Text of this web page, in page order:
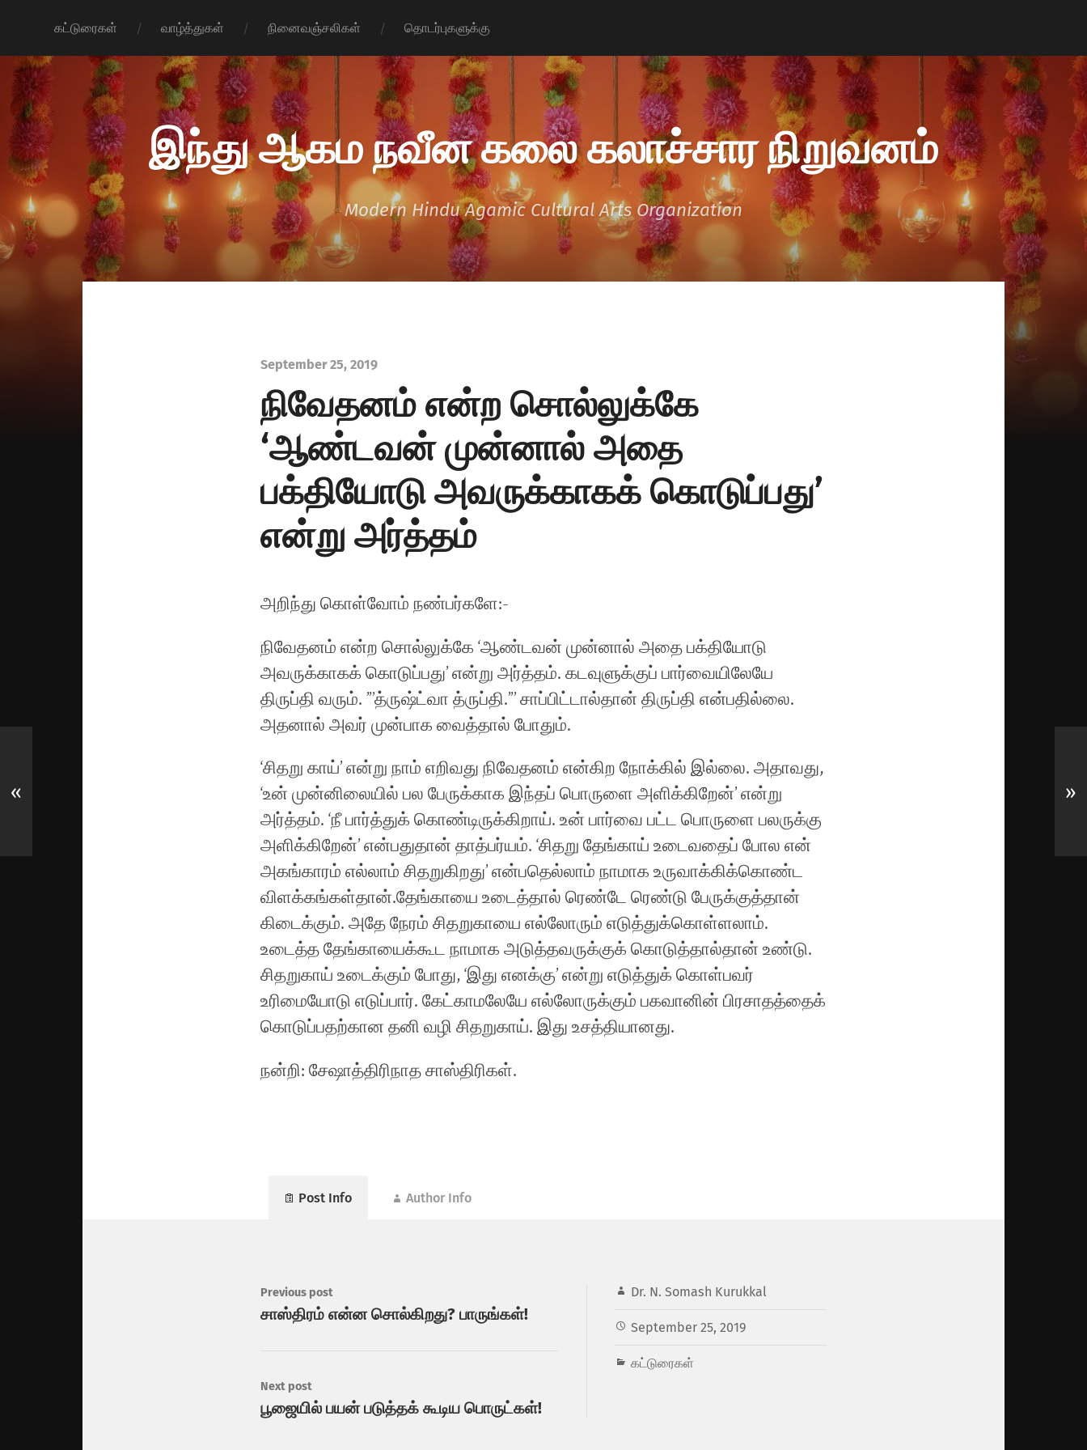
கட்டுரைகள் வாழ்த்துகள் நினைவஞ்சலிகள் தொடர்புகளுக்கு
இந்து ஆகம நவீன கலை கலாச்சார நிறுவனம்
Modern Hindu Agamic Cultural Arts Organization
September 25, 2019
நிவேதனம் என்ற சொல்லுக்கே
‘ஆண்டவன் முன்னால் அதை
பக்தியோடு அவருக்காகக் கொடுப்பது’
என்று அர்த்தம்
அறிந்து கொள்வோம் நண்பர்களே:-
நிவேதனம் என்ற சொல்லுக்கே ‘ஆண்டவன் முன்னால் அதை பக்தியோடு
அவருக்காகக் கொடுப்பது’ என்று அர்த்தம். கடவுளுக்குப் பார்வையிலேயே
திருப்தி வரும். ”’த்ருஷ்ட்வா த்ருப்தி.”’ சாப்பிட்டால்தான் திருப்தி என்பதில்லை.
அதனால் அவர் முன்பாக வைத்தால் போதும்.
‘சிதறு காய்’ என்று நாம் எறிவது நிவேதனம் என்கிற நோக்கில் இல்லை. அதாவது,
‘உன் முன்னிலையில் பல பேருக்காக இந்தப் பொருளை அளிக்கிறேன்’ என்று
அர்த்தம். ‘நீ பார்த்துக் கொண்டிருக்கிறாய். உன் பார்வை பட்ட பொருளை பலருக்கு
அளிக்கிறேன்’ என்பதுதான் தாத்பர்யம். ‘சிதறு தேங்காய் உடைவதைப் போல என்
அகங்காரம் எல்லாம் சிதறுகிறது’ என்பதெல்லாம் நாமாக உருவாக்கிக்கொண்ட
விளக்கங்கள்தான்.தேங்காயை உடைத்தால் ரெண்டே ரெண்டு பேருக்குத்தான்
கிடைக்கும். அதே நேரம் சிதறுகாயை எல்லோரும் எடுத்துக்கொள்ளலாம்.
உடைத்த தேங்காயைக்கூட நாமாக அடுத்தவருக்குக் கொடுத்தால்தான் உண்டு.
சிதறுகாய் உடைக்கும் போது, ‘இது எனக்கு’ என்று எடுத்துக் கொள்பவர்
உரிமையோடு எடுப்பார். கேட்காமலேயே எல்லோருக்கும் பகவானின் பிரசாதத்தைக்
கொடுப்பதற்கான தனி வழி சிதறுகாய். இது உசத்தியானது.
நன்றி: சேஷாத்திரிநாத சாஸ்திரிகள்.
Post Info Author Info
Dr. N. Somash Kurukkal
September 25, 2019
கட்டுரைகள்
Previous post
சாஸ்திரம் என்ன சொல்கிறது? பாருங்கள்!
Next post
பூஜையில் பயன் படுத்தக் கூடிய பொருட்கள்!
« »